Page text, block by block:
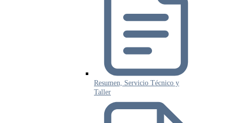
Resumen, Servicio Técnico y
Taller